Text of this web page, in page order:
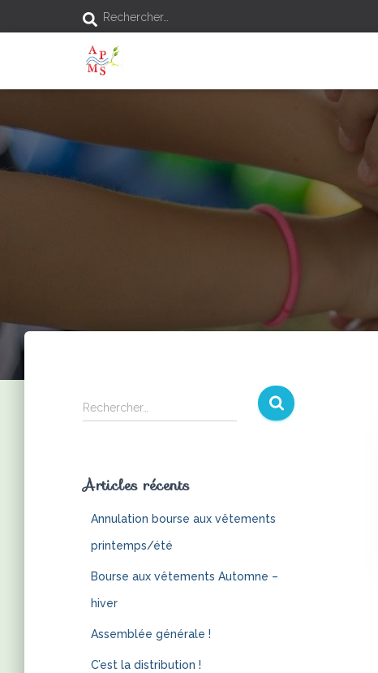
Rechercher…
Rechercher…
Articles récents
Annulation bourse aux vêtements
printemps/été
Bourse aux vêtements Automne –
hiver
Assemblée générale !
C’est la distribution !